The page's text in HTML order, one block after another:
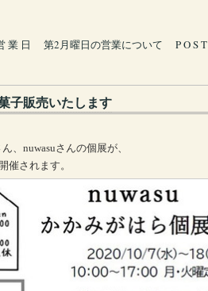
業 日 第2月曜日の営業について P O S T
子販売いたします
、nuwasuさんの個展が、
催されます。